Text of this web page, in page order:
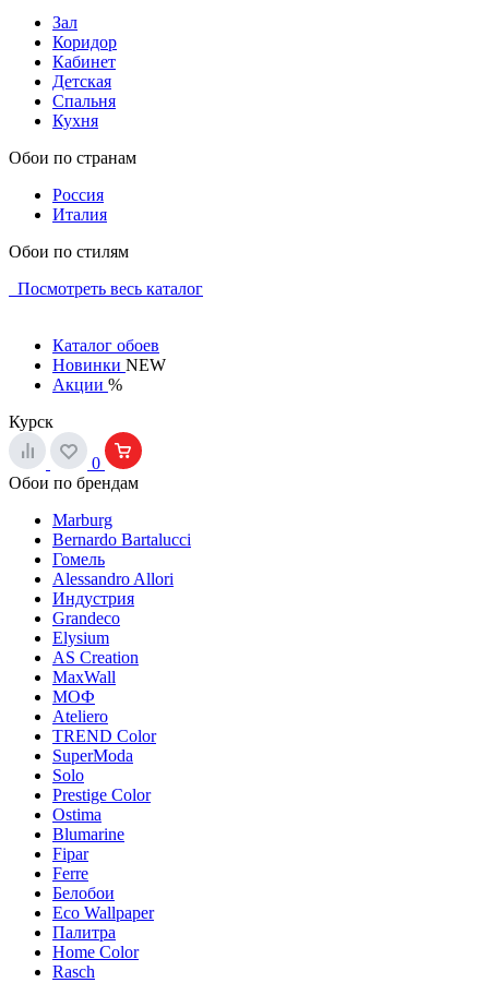
Зал
Коридор
Кабинет
Детская
Спальня
Кухня
Обои по странам
Россия
Италия
Обои по стилям
Посмотреть весь каталог
Каталог обоев
Новинки NEW
Акции %
Курск
0
Обои по брендам
Marburg
Bernardo Bartalucci
Гомель
Alessandro Allori
Индустрия
Grandeco
Elysium
AS Creation
MaxWall
МОФ
Ateliero
TREND Color
SuperModa
Solo
Prestige Color
Ostima
Blumarine
Fipar
Ferre
Белобои
Eco Wallpaper
Палитра
Home Color
Rasch